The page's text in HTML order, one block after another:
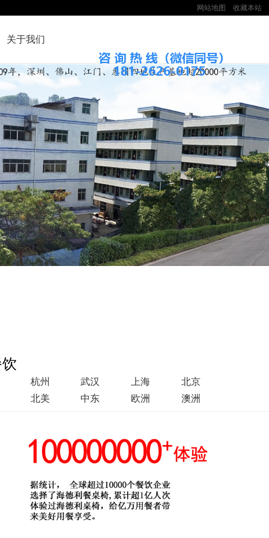
收藏本站
网站地图
关于我们
杭州 武汉 上海
北京
北美
中东 欧洲 澳洲